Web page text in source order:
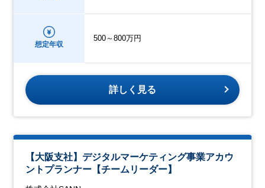
想定年収
500～800万円
詳しく見る
【大阪支社】デジタルマーケティング事業アカウ
ントプランナー【チームリーダー】